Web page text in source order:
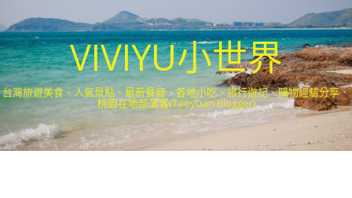
VIVIYU小世界
台灣旅遊美食、人氣景點、最新餐廳、各地小吃、旅行遊記、購物經驗分享．
桃園在地部落客(Taoyuan Blogger)